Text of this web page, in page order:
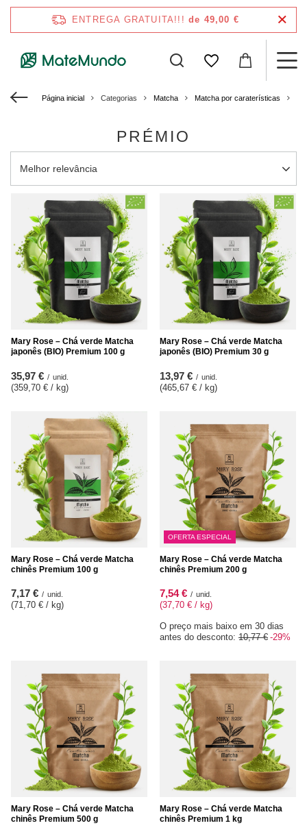
ENTREGA GRATUITA!!! de 49,00 €
Página inicial Categorias Matcha Matcha por caraterísticas
PRÉMIO
Alterar a ordenação
Melhor relevância
Mary Rose – Chá verde Matcha
japonês (BIO) Premium 100 g
35,97 € / unid.
(359,70 € / kg)
Mary Rose – Chá verde Matcha
japonês (BIO) Premium 30 g
13,97 € / unid.
(465,67 € / kg)
Mary Rose – Chá verde Matcha
chinês Premium 100 g
7,17 € / unid.
(71,70 € / kg)
OFERTA ESPECIAL
Mary Rose – Chá verde Matcha
chinês Premium 200 g
7,54 € / unid.
(37,70 € / kg)
O preço mais baixo em 30 dias
antes do desconto: 10,77 € -29%
Mary Rose – Chá verde Matcha
chinês Premium 500 g
Mary Rose – Chá verde Matcha
chinês Premium 1 kg